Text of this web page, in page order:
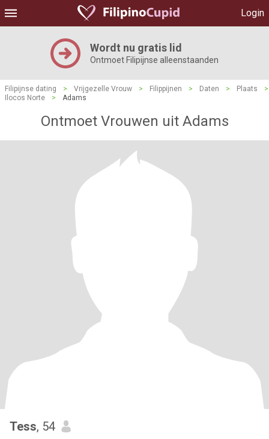
Login
Wordt nu gratis lid
Ontmoet Filipijnse alleenstaanden
Filipijnse dating > Vrijgezelle Vrouw > Filippijnen > Daten > Plaats
>
Ilocos Norte
> Adams
Ontmoet Vrouwen uit Adams
Tess, 54